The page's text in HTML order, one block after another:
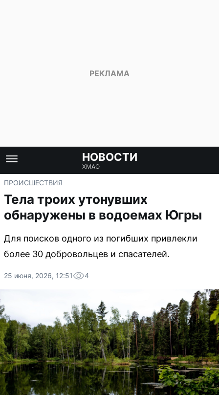
НОВОСТИ
ХМАО
ПРОИСШЕСТВИЯ
Тела троих утонувших
обнаружены в водоемах Югры
Для поисков одного из погибших привлекли
более 30 добровольцев и спасателей.
25 июня, 2026, 12:51 4